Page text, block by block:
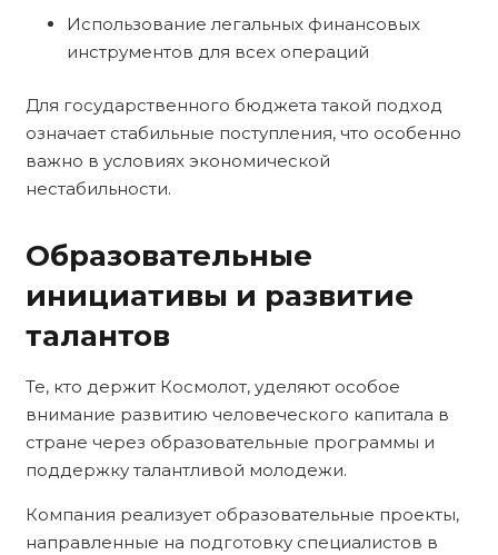
Использование легальных финансовых
инструментов для всех операций
Для государственного бюджета такой подход
означает стабильные поступления, что особенно
важно в условиях экономической
нестабильности.
Образовательные
инициативы и развитие
талантов
Те, кто держит Космолот, уделяют особое
внимание развитию человеческого капитала в
стране через образовательные программы и
поддержку талантливой молодежи.
Компания реализует образовательные проекты,
направленные на подготовку специалистов в